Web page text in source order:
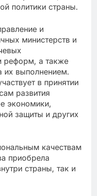
политики страны.
и
министерств и
реформ, а также
их выполнением.
в принятии
развития
экономики,
защиты и других
качествам
приобрела
страны, так и